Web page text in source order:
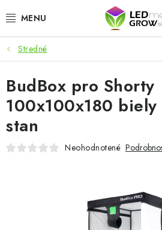
na
AKCIE
LED OSVETLENIE PRE RASTLINY
PESTOVATEĽSKÉ POTREBY
PRE AKVÁRIA
Stredné
BudBox pro Shorty
100x100x180 biely
stan
Neohodnotené